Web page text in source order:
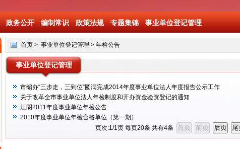
政务公开 编制常识 政策法规 专题集锦 事业单位登记管理
首页> 事业单位登记管理 > 年检公告
事业单位登记管理
市编办“三步走，三到位”圆满完成2014年度事业单位法人年度报告公示工作
关于改革全市事业单位法人年检制度和开办资金验资登记的通知
江阴2011年度事业单位年检公告
2010年度事业单位年检合格单位（第一期）
页次:1/1页 每页20条 共有4条